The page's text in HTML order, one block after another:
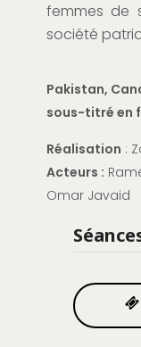
femmes de
société
Pakistan,
sous-titré en
Réalisation :
Acteurs :
Omar Javaid